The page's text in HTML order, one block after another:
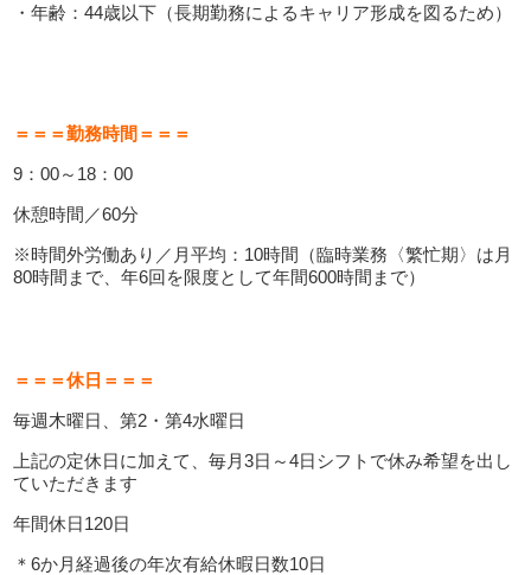
・年齢：44歳以下（長期勤務によるキャリア形成を図るため）
＝＝＝勤務時間＝＝＝
9：00～18：00
休憩時間／60分
※時間外労働あり／月平均：10時間（臨時業務〈繁忙期〉は月
80時間まで、年6回を限度として年間600時間まで）
＝＝＝休日＝＝＝
毎週木曜日、第2・第4水曜日
上記の定休日に加えて、毎月3日～4日シフトで休み希望を出し
ていただきます
年間休日120日
＊6か月経過後の年次有給休暇日数10日